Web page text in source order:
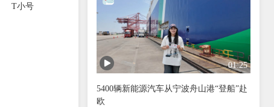
T小号
01:25
5400辆新能源汽车从宁波舟山港“登船”赴
欧